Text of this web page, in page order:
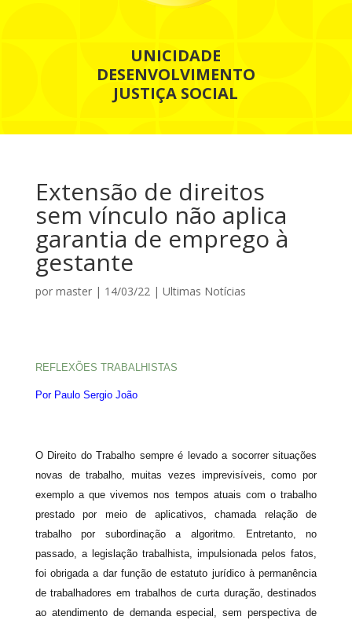
UNICIDADE
DESENVOLVIMENTO
JUSTIÇA SOCIAL
Extensão de direitos
sem vínculo não aplica
garantia de emprego à
gestante
por master| 14/03/22| Ultimas Notícias
REFLEXÕES TRABALHISTAS
Por Paulo Sergio João
O Direito do Trabalho sempre é levado a socorrer situações
novas de trabalho, muitas vezes imprevisíveis, como por
exemplo a que vivemos nos tempos atuais com o trabalho
prestado por meio de aplicativos, chamada relação de
trabalho por subordinação a algoritmo. Entretanto, no
passado, a legislação trabalhista, impulsionada pelos fatos,
foi obrigada a dar função de estatuto jurídico à permanência
de trabalhadores em trabalhos de curta duração, destinados
ao atendimento de demanda especial, sem perspectiva de